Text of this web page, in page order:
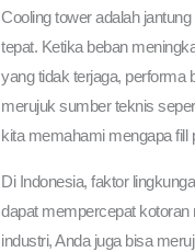
Cooling tower adalah
tepat. Ketika beban
yang tidak terjaga, performa
merujuk sumber teknis
kita memahami mengapa fill
Di Indonesia, faktor
dapat mempercepat
industri, Anda juga bisa